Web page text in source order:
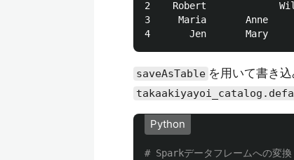
2    Robert
3     Maria       Anne
saveAsTable を用いて書き
Python